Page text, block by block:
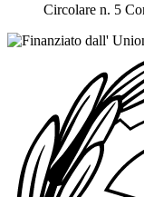
Circolare n. 5